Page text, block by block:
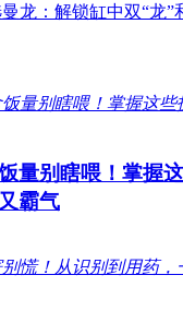
龙：解锁缸中双“龙”
量别瞎喂！掌握
霸气